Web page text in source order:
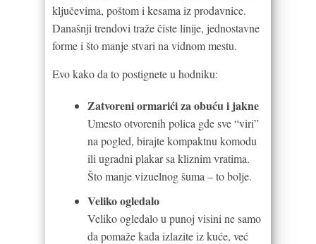
ključevima, poštom i kesama iz prodavnice.
Današnji trendovi traže čiste linije, jednostavne
forme i što manje stvari na vidnom mestu.
Evo kako da to postignete u hodniku:
Zatvoreni ormarići za obuću i jakne
Umesto otvorenih polica gde sve “viri”
na pogled, birajte kompaktnu komodu
ili ugradni plakar sa kliznim vratima.
Što manje vizuelnog šuma – to bolje.
Veliko ogledalo
Veliko ogledalo u punoj visini ne samo
da pomaže kada izlazite iz kuće, već